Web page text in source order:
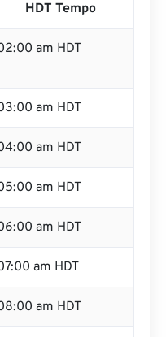
HDT Tempo
am HDT
am HDT
am HDT
am HDT
am HDT
am HDT
am HDT